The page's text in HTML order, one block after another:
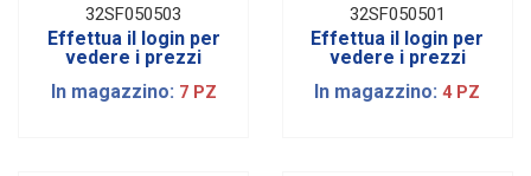
32SF050503
Effettua il login per
vedere i prezzi
In magazzino: 7 PZ
110 Cm
32SF050501
Effettua il login per
vedere i prezzi
In magazzino: 4 PZ